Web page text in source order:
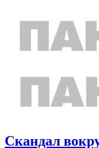
Скандал